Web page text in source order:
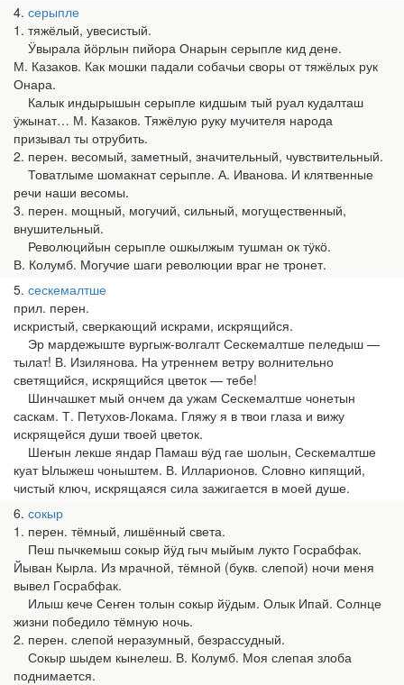
4 серыпле
1. тяжёлый, увесистый.
Ӱвырала йӧрлын пийора Онарын серыпле кид дене.
М. Казаков. Как мошки падали собачьи своры от тяжёлых рук
Онара.
Калык индырышын серыпле кидшым тый руал кудалташ
ӱжынат… М. Казаков. Тяжёлую руку мучителя народа
призывал ты отрубить.
2. перен. весомый, заметный, значительный, чувствительный.
Товатлыме шомакнат серыпле. А. Иванова. И клятвенные
речи наши весомы.
3. перен. мощный, могучий, сильный, могущественный,
внушительный.
Революцийын серыпле ошкылжым тушман ок тӱкӧ.
В. Колумб. Могучие шаги революции враг не тронет.
5 сескемалтше
прил. перен.
искристый, сверкающий искрами, искрящийся.
Эр мардежыште вургыж-волгалт Сескемалтше пеледыш —
тылат! В. Изилянова. На утреннем ветру волнительно
светящийся, искрящийся цветок — тебе!
Шинчашкет мый ончем да ужам Сескемалтше чонетын
саскам. Т. Петухов-Локама. Гляжу я в твои глаза и вижу
искрящейся души твоей цветок.
Шеҥын лекше яндар Памаш вӱд гае шолын, Сескемалтше
куат Ылыжеш чоныштем. В. Илларионов. Словно кипящий,
чистый ключ, искрящаяся сила зажигается в моей душе.
6 сокыр
1. перен. тёмный, лишённый света.
Пеш пычкемыш сокыр йӱд гыч мыйым лукто Госрабфак.
Йыван Кырла. Из мрачной, тёмной (букв. слепой) ночи меня
вывел Госрабфак.
Илыш кече Сеҥен толын сокыр йӱдым. Олык Ипай. Солнце
жизни победило тёмную ночь.
2. перен. слепой неразумный, безрассудный.
Сокыр шыдем кынелеш. В. Колумб. Моя слепая злоба
поднимается.